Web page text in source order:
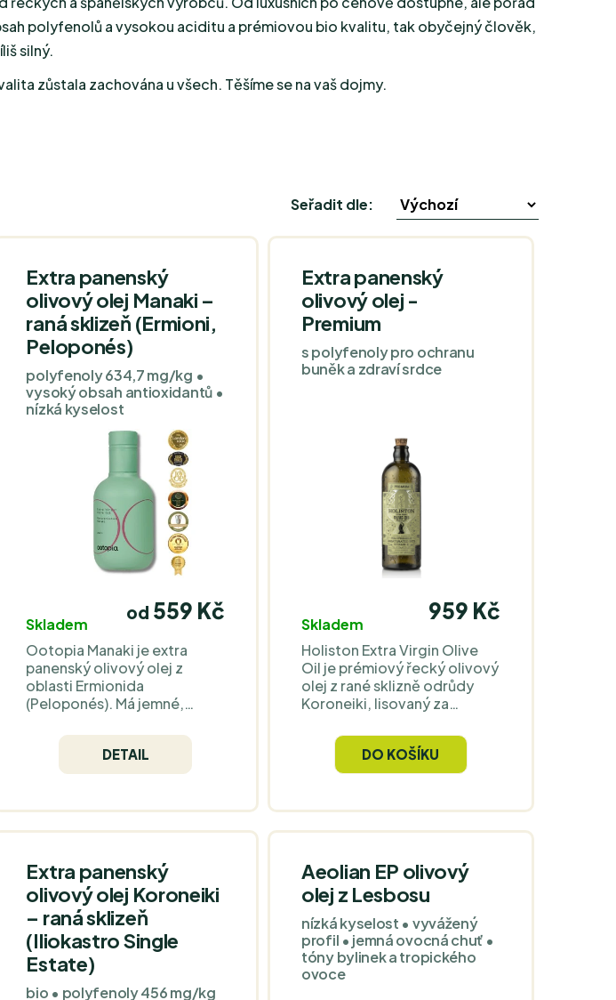
polyfenolů a vysokou aciditu a prémiovou bio kvalitu, tak obyčejný člověk,
silný.
zůstala zachována u všech. Těšíme se na vaš dojmy.
Seřadit dle:
Extra panenský
olivový olej Manaki –
raná sklizeň (Ermioni,
Peloponés)
polyfenoly 634,7 mg/kg •
vysoký obsah antioxidantů •
nízká kyselost
Skladem
od 559 Kč
Ootopia Manaki je extra
panenský olivový olej z
oblasti Ermionida
(Peloponés). Má jemné,
(červené ovoce, mandle,
čerstvě posečená tráva) a
vyváženou hořkost i
DETAIL
Extra panenský
olivový olej -
Premium
s polyfenoly pro ochranu
buněk a zdraví srdce
Skladem
959 Kč
Holiston Extra Virgin Olive
Oil je prémiový řecký olivový
olej z rané sklizně odrůdy
Koroneiki, lisovaný za
zachování maximální
čerstvosti a chuti. Obsahuje
polyfenoly, vitamín E a
přispívají k ochraně buněk
před oxidativním stresem a
cholesterolu v krvi.
DO KOŠÍKU
Extra panenský
olivový olej Koroneiki
– raná sklizeň
(Iliokastro Single
Estate)
bio • polyfenoly 456 mg/kg
Aeolian EP olivový
olej z Lesbosu
nízká kyselost • vyvážený
profil • jemná ovocná chuť •
tóny bylinek a tropického
ovoce